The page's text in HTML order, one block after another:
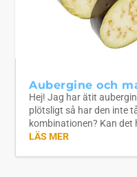
Aubergine och
Hej! Jag har ätit
plötsligt så har den inte
kombinationen? Kan det
LÄS MER